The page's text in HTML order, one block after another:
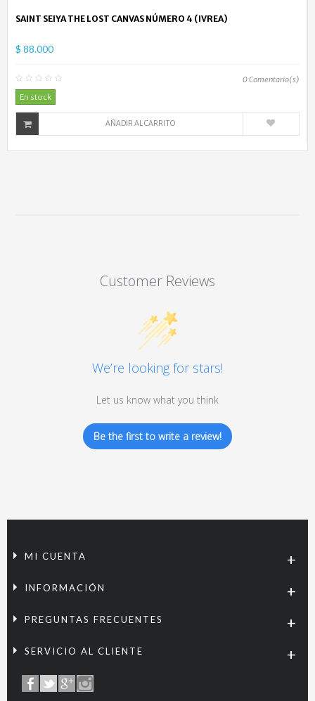
SAINT SEIYA THE LOST CANVAS NÚMERO 4 (IVREA)
$ 88.000
0Comentario(s)
En stock
AÑADIR AL CARRITO
Customer Reviews
We’re looking for stars!
Let us know what you think
Be the first to write a review!
MI CUENTA
INFORMACIÓN
PREGUNTAS FRECUENTES
SERVICIO AL CLIENTE